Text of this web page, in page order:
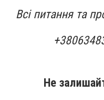
Всі питання та
Не